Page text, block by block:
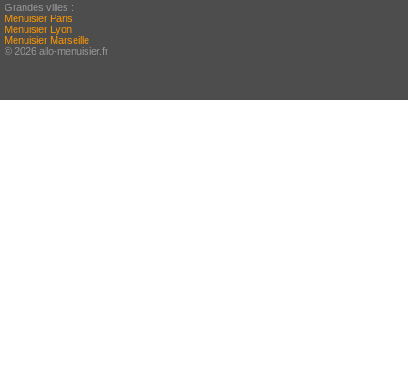
Grandes villes :
Menuisier Paris
Menuisier Lyon
Menuisier Marseille
© 2026 allo-menuisier.fr